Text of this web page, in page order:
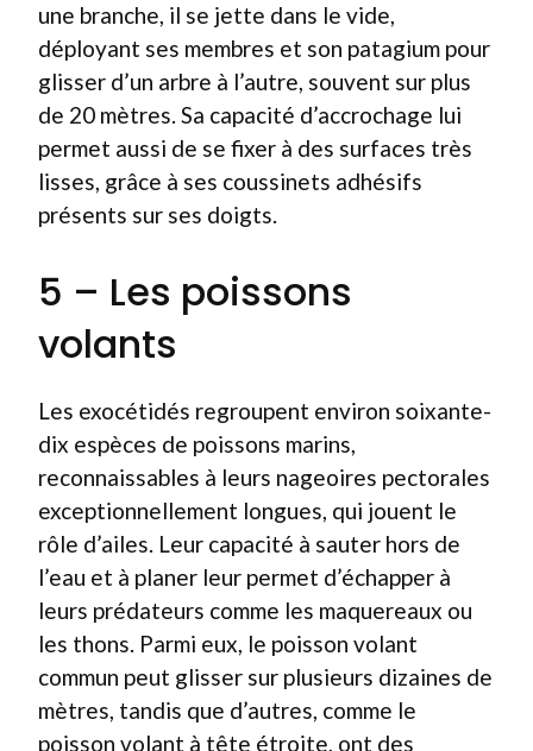
une branche, il se jette dans le vide,
déployant ses membres et son patagium pour
glisser d’un arbre à l’autre, souvent sur plus
de 20 mètres. Sa capacité d’accrochage lui
permet aussi de se fixer à des surfaces très
lisses, grâce à ses coussinets adhésifs
présents sur ses doigts.
5 – Les poissons
volants
Les exocétidés regroupent environ soixante-
dix espèces de poissons marins,
reconnaissables à leurs nageoires pectorales
exceptionnellement longues, qui jouent le
rôle d’ailes. Leur capacité à sauter hors de
l’eau et à planer leur permet d’échapper à
leurs prédateurs comme les maquereaux ou
les thons. Parmi eux, le poisson volant
commun peut glisser sur plusieurs dizaines de
mètres, tandis que d’autres, comme le
poisson volant à tête étroite, ont des